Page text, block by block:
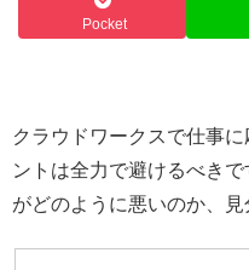
Pocket
クラウドワークスで仕事
ントは全力で避けるべき
がどのように悪いのか、見